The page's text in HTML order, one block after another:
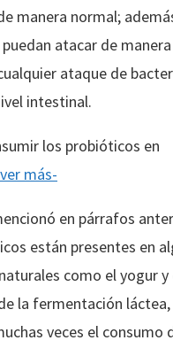
manera normal;
atacar de
ataque de
intestinal.
los probióticos en
más-
en párrafos
están presentes en
como el yogur
la fermentación láctea,
veces el consumo